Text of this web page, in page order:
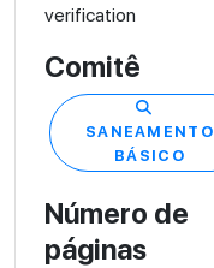
verification
Comitê
SANEAMENTO
BÁSICO
Número de
páginas